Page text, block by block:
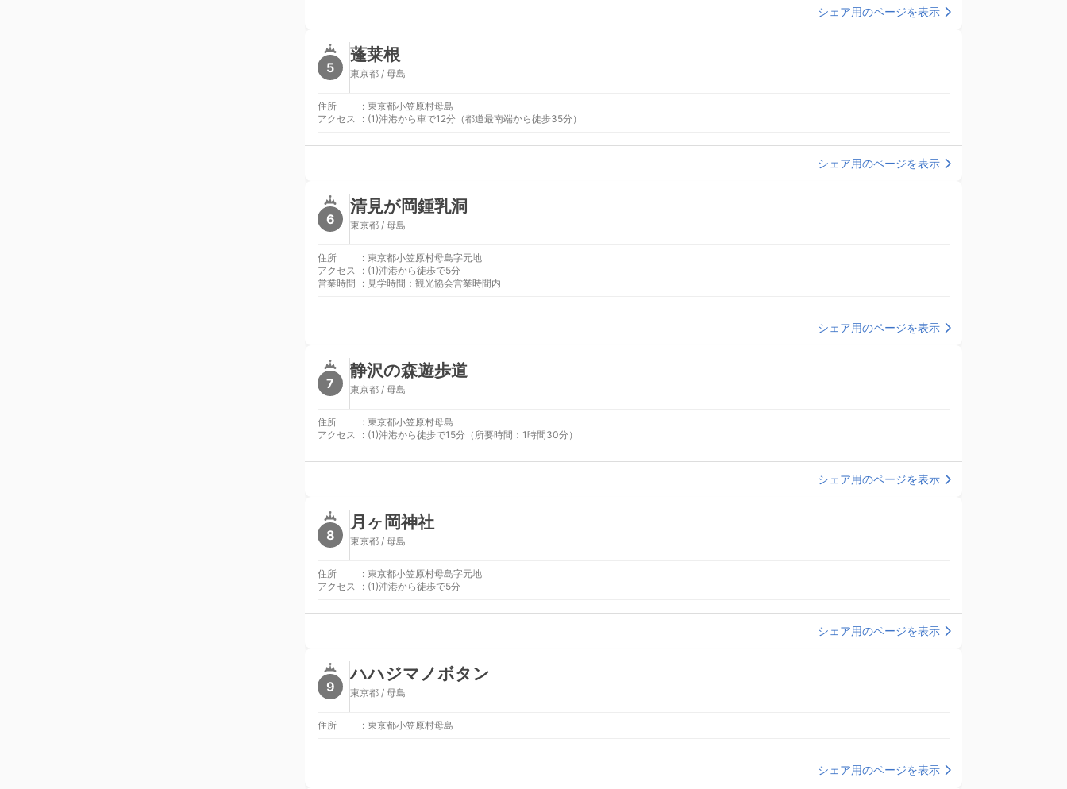
シェア用のページを表示
5
蓬莱根
東京都 / 母島
住所 : 東京都小笠原村母島
アクセス
: (1)沖港から車で12分（都道最南端から徒歩35分）
シェア用のページを表示
6
清見が岡鍾乳洞
東京都 / 母島
住所 : 東京都小笠原村母島字元地
アクセス
: (1)沖港から徒歩で5分
営業時間
: 見学時間：観光協会営業時間内
シェア用のページを表示
7
静沢の森遊歩道
東京都 / 母島
住所 : 東京都小笠原村母島
アクセス
: (1)沖港から徒歩で15分（所要時間：1時間30分）
シェア用のページを表示
8
月ヶ岡神社
東京都 / 母島
住所 : 東京都小笠原村母島字元地
アクセス
: (1)沖港から徒歩で5分
シェア用のページを表示
9
ハハジマノボタン
東京都 / 母島
住所 : 東京都小笠原村母島
シェア用のページを表示